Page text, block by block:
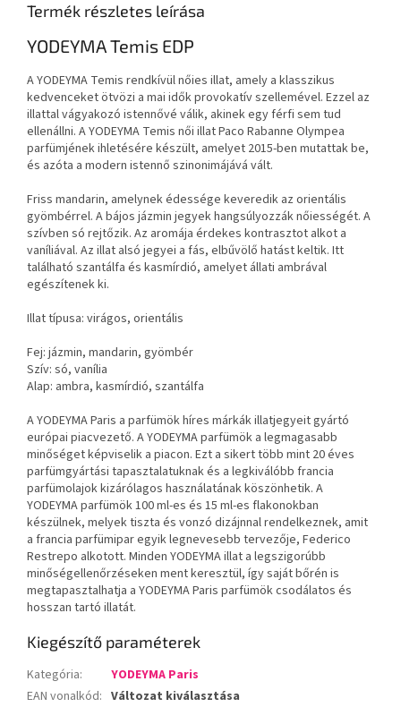
Termék részletes leírása
YODEYMA Temis EDP
A YODEYMA Temis rendkívül nőies illat, amely a klasszikus
kedvenceket ötvözi a mai idők provokatív szellemével. Ezzel az
illattal vágyakozó istennővé válik, akinek egy férfi sem tud
ellenállni. A YODEYMA Temis női illat Paco Rabanne Olympea
parfümjének ihletésére készült, amelyet 2015-ben mutattak be,
és azóta a modern istennő szinonimájává vált.
Friss mandarin, amelynek édessége keveredik az orientális
gyömbérrel. A bájos jázmin jegyek hangsúlyozzák nőiességét. A
szívben só rejtőzik. Az aromája érdekes kontrasztot alkot a
vaníliával. Az illat alsó jegyei a fás, elbűvölő hatást keltik. Itt
található szantálfa és kasmírdió, amelyet állati ambrával
egészítenek ki.
Illat típusa: virágos, orientális
Fej: jázmin, mandarin, gyömbér
Szív: só, vanília
Alap: ambra, kasmírdió, szantálfa
A YODEYMA Paris a parfümök híres márkák illatjegyeit gyártó
európai piacvezető. A YODEYMA parfümök a legmagasabb
minőséget képviselik a piacon. Ezt a sikert több mint 20 éves
parfümgyártási tapasztalatuknak és a legkiválóbb francia
parfümolajok kizárólagos használatának köszönhetik. A
YODEYMA parfümök 100 ml-es és 15 ml-es flakonokban
készülnek, melyek tiszta és vonzó dizájnnal rendelkeznek, amit
a francia parfümipar egyik legnevesebb tervezője, Federico
Restrepo alkotott. Minden YODEYMA illat a legszigorúbb
minőségellenőrzéseken ment keresztül, így saját bőrén is
megtapasztalhatja a YODEYMA Paris parfümök csodálatos és
hosszan tartó illatát.
Kiegészítő paraméterek
Kategória:
YODEYMA Paris
EAN vonalkód: Változat kiválasztása